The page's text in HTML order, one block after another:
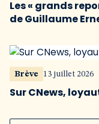
Les « grands
de Guillaume
Brève 13 juillet 2026
Sur CNews,